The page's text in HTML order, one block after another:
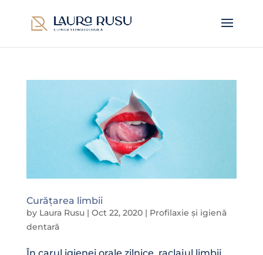
Curățarea limbii
by Laura Rusu| Oct 22, 2020| Profilaxie și igienă
dentară